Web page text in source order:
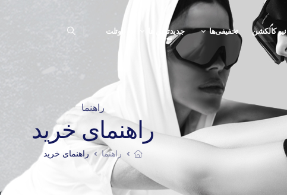
نیو کالکشن تخفیفی‌ها جدیدترین ها اوتلت
راهنما
راهنمای خرید
راهنما راهنمای خرید